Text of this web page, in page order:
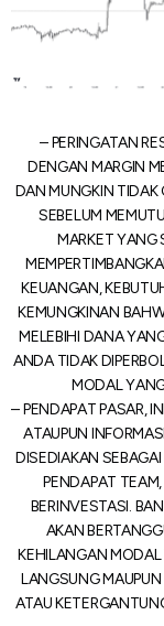
– PERINGATAN
DENGAN MARGIN
DAN MUNGKIN
SEBELUM
MARKET YANG
KEUANGAN,
KEMUNGKINAN
MELEBIHI DANA
ANDA TIDAK
MODAL
– PENDAPAT PASAR,
ATAUPUN
DISEDIAKAN
PENDAPAT
BERINVESTASI.
AKAN
KEHILANGAN
LANGSUNG
ATAU